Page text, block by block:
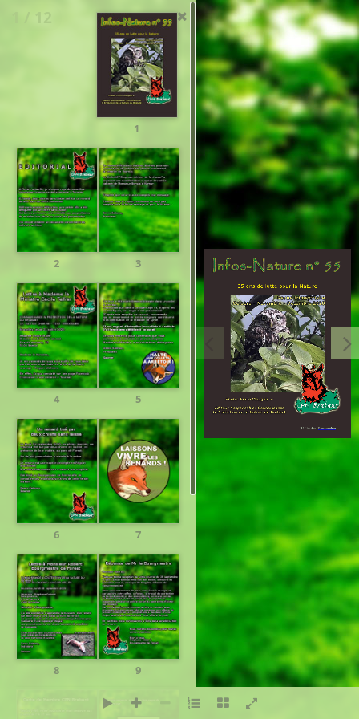
Réalisation:PresenceNet
1
2 3
4 5
6 7
8 9